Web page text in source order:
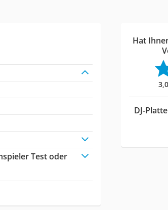
Test oder
Hat
DJ-